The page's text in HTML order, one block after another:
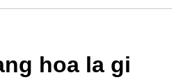
hoa la gi